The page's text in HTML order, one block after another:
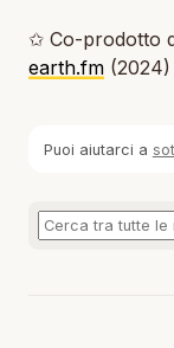
✩ Co-prodotto
earth.fm (2024)
Puoi aiutarci a